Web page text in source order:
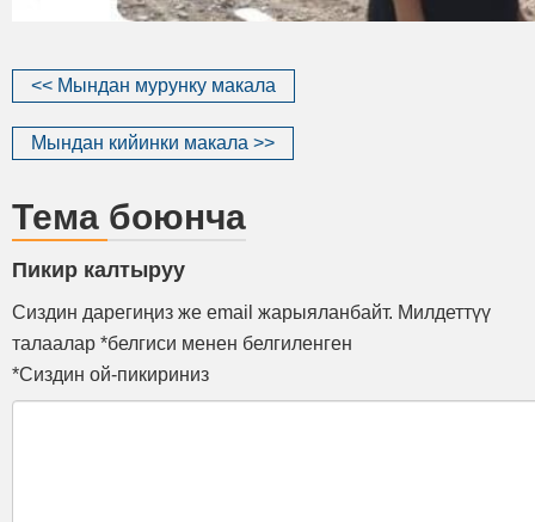
<< Мындан мурунку макала
Мындан кийинки макала >>
Тема боюнча
Пикир калтыруу
Сиздин дарегиңиз же email жарыяланбайт. Милдеттүү
талаалар *белгиси менен белгиленген
*Сиздин ой-пикириниз